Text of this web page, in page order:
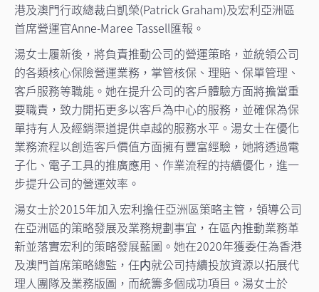
港及澳門行政總裁白凱榮(Patrick Graham)及宏利亞洲區
首席營運官Anne-Maree Tassell匯報。
湯女士履新後，將負責推動公司的營運策略，並統領公司
的各類核心保險營運業務，掌管核保、理賠、保單管理、
客戶服務等職能。她在提升公司的客戶體驗方面將擔當重
要職責，致力開拓更多以客戶為中心的服務，並確保為保
單持有人及經銷渠道提供卓越的服務水平。湯女士在優化
業務流程以創造客戶價值方面擁有豐富經驗，她將透過電
子化、電子工具的推廣應用、作業流程的持續優化，進一
步提升公司的營運效率。
湯女士於2015年加入宏利擔任亞洲區策略主管，領導公司
在亞洲區的策略發展及業務規劃事宜，在區內推動業務革
新並落實宏利的策略發展藍圖。她在2020年獲委任為香港
及澳門首席策略總監，任内就公司持續投放資源以拓展代
理人團隊及業務版圖，而統籌多個成功項目。湯女士於